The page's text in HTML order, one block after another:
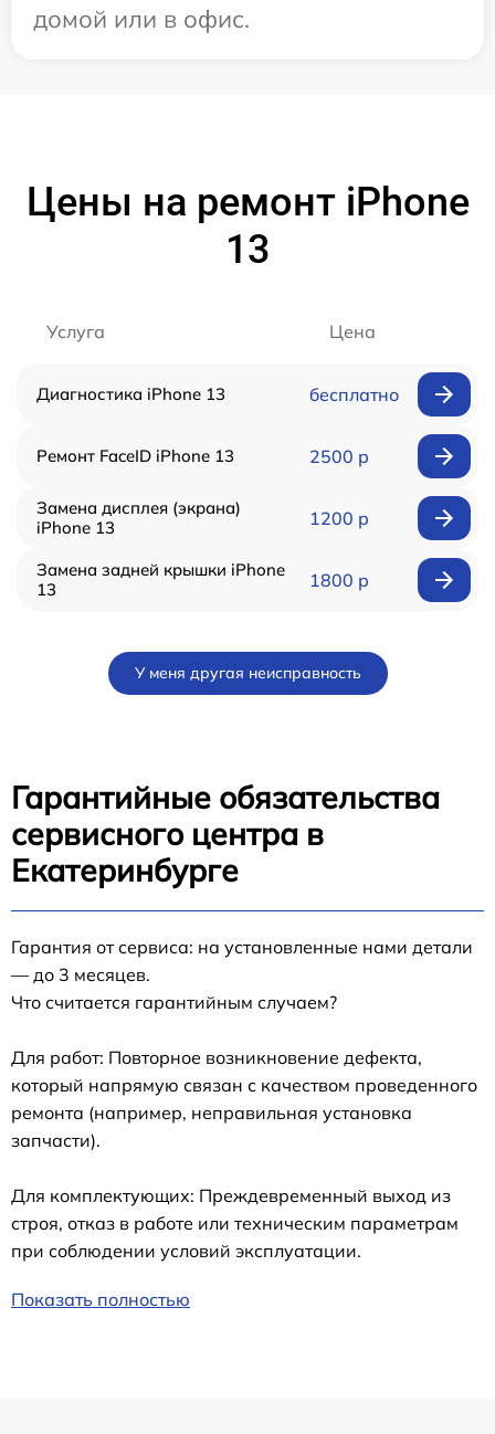
домой или в офис.
Цены на ремонт iPhone
13
Услуга Цена
Диагностика iPhone 13 бесплатно
Ремонт FaceID iPhone 13 2500 р
Замена дисплея (экрана)
iPhone 13
1200 р
Замена задней крышки iPhone
13
1800 р
У меня другая неисправность
Гарантийные обязательства
сервисного центра в
Екатеринбурге
Гарантия от сервиса: на установленные нами детали
— до 3 месяцев.
Что считается гарантийным случаем?
Для работ: Повторное возникновение дефекта,
который напрямую связан с качеством проведенного
ремонта (например, неправильная установка
запчасти).
Для комплектующих: Преждевременный выход из
строя, отказ в работе или техническим параметрам
при соблюдении условий эксплуатации.
Показать полностью